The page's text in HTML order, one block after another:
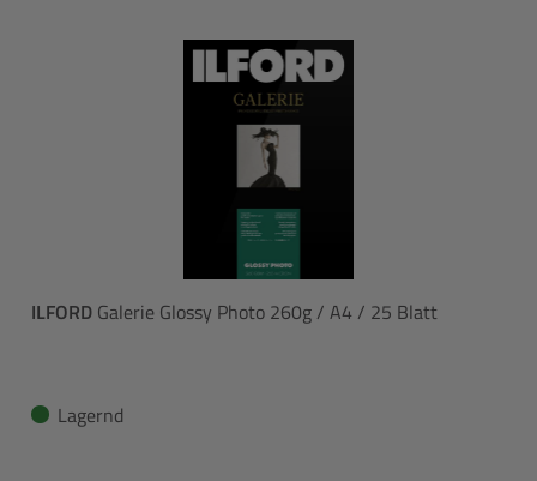
ILFORD Galerie Glossy Photo 260g / A4 / 25 Blatt
Lagernd